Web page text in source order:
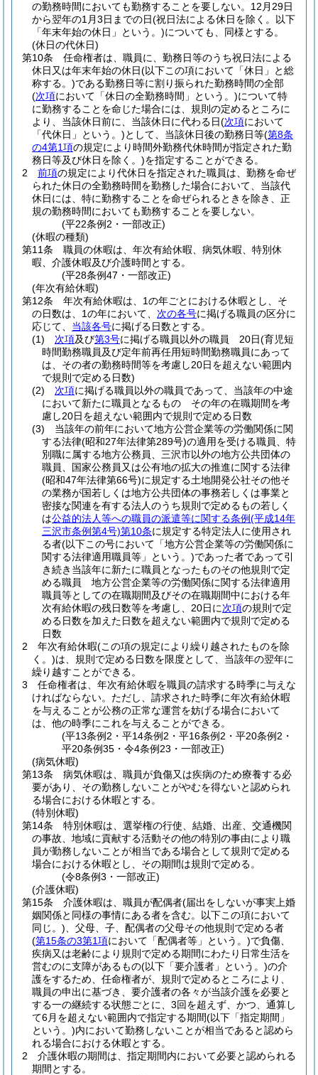
の勤務時間においても勤務することを要しない。 12月29日
から翌年の1月3日までの日(祝日法による休日を除く。以下
「年末年始の休日」という。)についても、同様とする。
(休日の代休日)
第10条
任命権者は、職員に、勤務日等のうち祝日法による
休日又は年末年始の休日(以下この項において「休日」と総
称する。)である勤務日等に割り振られた勤務時間の全部
(次項において「休日の全勤務時間」という。)について特
に勤務することを命じた場合には、規則の定めるところに
より、当該休日前に、当該休日に代わる日(次項において
「代休日」という。)として、当該休日後の勤務日等(第8条
の4第1項の規定により時間外勤務代休時間が指定された勤
務日等及び休日を除く。)を指定することができる。
2
前項の規定により代休日を指定された職員は、勤務を命ぜ
られた休日の全勤務時間を勤務した場合において、当該代
休日には、特に勤務することを命ぜられるときを除き、正
規の勤務時間においても勤務することを要しない。
(平22条例2・一部改正)
(休暇の種類)
第11条
職員の休暇は、年次有給休暇、病気休暇、特別休
暇、介護休暇及び介護時間とする。
(平28条例47・一部改正)
(年次有給休暇)
第12条
年次有給休暇は、1の年ごとにおける休暇とし、そ
の日数は、1の年において、 次の各号に掲げる職員の区分に
応じて、 当該各号に掲げる日数とする。
(1)
次項及び第3号に掲げる職員以外の職員 20日(育児短
時間勤務職員及び定年前再任用短時間勤務職員にあって
は、その者の勤務時間等を考慮し20日を超えない範囲内
で規則で定める日数)
(2)
次項に掲げる職員以外の職員であって、当該年の中途
において新たに職員となるもの その年の在職期間を考
慮し20日を超えない範囲内で規則で定める日数
(3)
当該年の前年において地方公営企業等の労働関係に関
する法律(昭和27年法律第289号)の適用を受ける職員、特
別職に属する地方公務員、三沢市以外の地方公共団体の
職員、国家公務員又は公有地の拡大の推進に関する法律
(昭和47年法律第66号)に規定する土地開発公社その他そ
の業務が国若しくは地方公共団体の事務若しくは事業と
密接な関連を有する法人のうち規則で定めるもの若しく
は公益的法人等への職員の派遣等に関する条例(平成14年
三沢市条例第4号)第10条に規定する特定法人に使用され
る者(以下この号において「地方公営企業等の労働関係に
関する法律適用職員等」という。)であった者であって引
き続き当該年に新たに職員となったものその他規則で定
める職員 地方公営企業等の労働関係に関する法律適用
職員等としての在職期間及びその在職期間中における年
次有給休暇の残日数等を考慮し、20日に次項の規則で定
める日数を加えた日数を超えない範囲内で規則で定める
日数
2
年次有給休暇(この項の規定により繰り越されたものを除
く。)は、規則で定める日数を限度として、当該年の翌年に
繰り越すことができる。
3
任命権者は、年次有給休暇を職員の請求する時季に与えな
ければならない。 ただし、請求された時季に年次有給休暇
を与えることが公務の正常な運営を妨げる場合において
は、他の時季にこれを与えることができる。
(平13条例2・平14条例2・平16条例2・平20条例2・
平20条例35・令4条例23・一部改正)
(病気休暇)
第13条
病気休暇は、職員が負傷又は疾病のため療養する必
要があり、その勤務しないことがやむを得ないと認められ
る場合における休暇とする。
(特別休暇)
第14条
特別休暇は、選挙権の行使、結婚、出産、交通機関
の事故、地域に貢献する活動その他の特別の事由により職
員が勤務しないことが相当である場合として規則で定める
場合における休暇とし、その期間は規則で定める。
(令8条例3・一部改正)
(介護休暇)
第15条
介護休暇は、職員が配偶者(届出をしないが事実上婚
姻関係と同様の事情にある者を含む。以下この項において
同じ。) 、父母、子、配偶者の父母その他規則で定める者
(第15条の3第1項において「配偶者等」という。)で負傷、
疾病又は老齢により規則で定める期間にわたり日常生活を
営むのに支障があるもの(以下「要介護者」という。)の介
護をするため、任命権者が、規則で定めるところにより、
職員の申出に基づき、要介護者の各々が当該介護を必要と
する一の継続する状態ごとに、3回を超えず、かつ、通算し
て6月を超えない範囲内で指定する期間(以下「指定期間」
という。)内において勤務しないことが相当であると認めら
れる場合における休暇とする。
2
介護休暇の期間は、指定期間内において必要と認められる
期間とする。